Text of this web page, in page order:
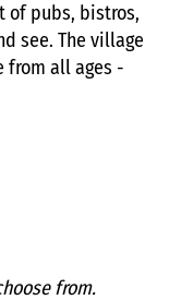
of pubs, bistros,
see. The village
from all ages -
from.